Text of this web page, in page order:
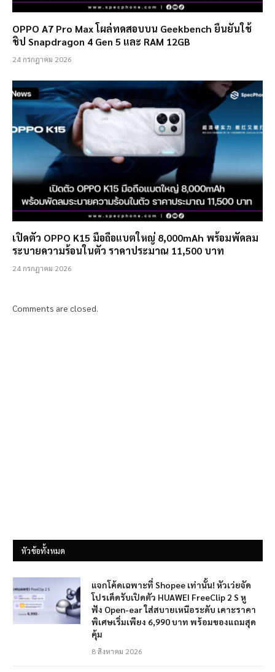
OPPO A7 Pro Max โผล่ทดสอบบน Geekbench ยืนยันใช้
ชิป Snapdragon 4 Gen 5 และ RAM 12GB
24 กรกฎาคม 2026
เปิดตัว OPPO K15 มือถือแบตใหญ่ 8,000mAh พร้อมพัดลม
ระบายความร้อนในตัว ราคาประมาณ 11,500 บาท
24 กรกฎาคม 2026
Comments are closed.
หัวข้อทั้งหมด
แจกโค้ดเฉพาะที่ Shopee เท่านั้น! หัวเว่ยจัด
โปรเด็ดรับเปิดตัว HUAWEI FreeClip 2 S หู
ฟัง Open-ear ใส่สบายเหนือระดับ เคาะราคา
พิเศษเริ่มเพียง 6,990 บาท พร้อมของแถมสุด
คุ้ม
8 สิงหาคม 2026